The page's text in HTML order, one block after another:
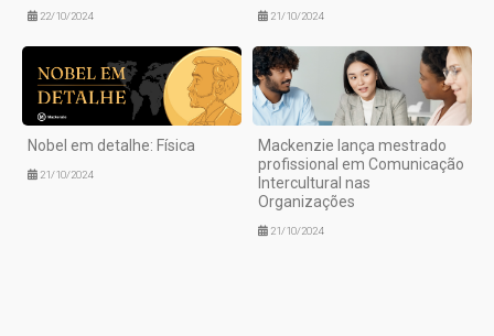
22/10/2024 21/10/2024
Nobel em detalhe: Física
21/10/2024
Mackenzie lança mestrado
profissional em Comunicação
Intercultural nas
Organizações
21/10/2024